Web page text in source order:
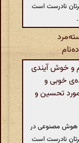
نادرست است
و خوش آیندی
خوبی و
تحسین و
هوش مصنوعی در
نادرست است